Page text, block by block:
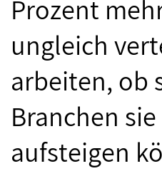
Prozent
ungleich
arbeiten, ob
Branchen
aufsteigen